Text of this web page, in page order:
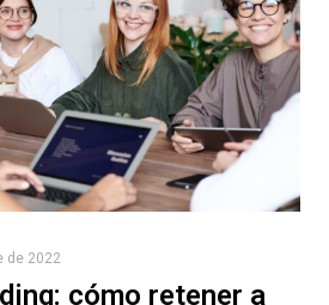
de 2022
cómo retener a